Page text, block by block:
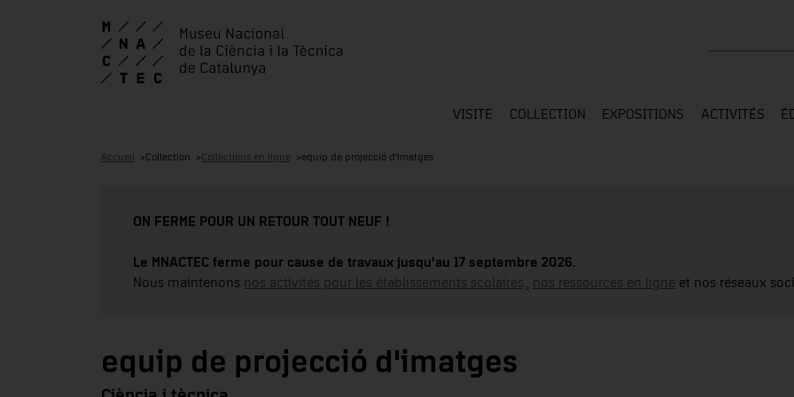
VISITE COLLECTION EXPOSITIONS ACTIVITÉS
Accueil Collection Collections en ligne equip de projecció d'imatges
ON FERME POUR UN RETOUR TOUT NEUF !
Le MNACTEC ferme pour cause de travaux jusqu'au 17 septembre 2026.
Nous maintenons nos activités pour les établissements scolaires, nos ressources en ligne et nos réseaux
equip de projecció d'imatges